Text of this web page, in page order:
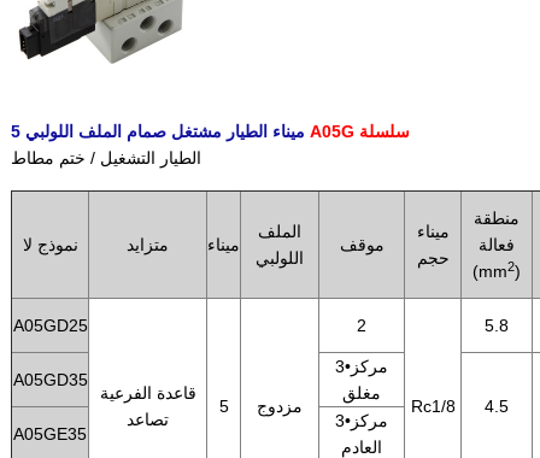
5 ميناء الطيار مشتغل صمام الملف اللولبي
A05G سلسلة
الطيار التشغيل / ختم مطاط
نموذج لا متزايد ميناء
الملف
اللولبي
موقف
ميناء
حجم
منطقة
فعالة
(mm2)
A05GD25
قاعدة الفرعية
تصاعد
5 مزدوج
2
Rc1/8
5.8
A05GD35
3•مركز
مغلق
4.5
A05GE35
3•مركز
العادم